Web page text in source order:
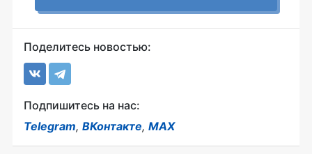
Поделитесь новостью:
Подпишитесь на нас:
Telegram, ВКонтакте, MAX